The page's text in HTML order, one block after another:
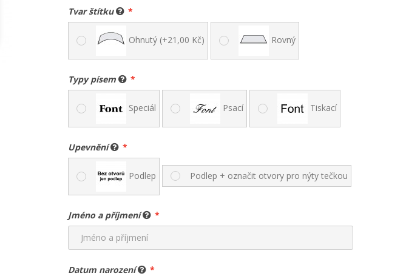
Tvar štítku
Ohnutý (+21,00 Kč) Rovný
Typy písem
Speciál Psací Tiskací
Upevnění
Podlep Podlep + označit otvory pro nýty tečkou
Jméno a příjmení
Datum narození